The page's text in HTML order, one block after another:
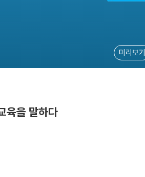
미리보기
육을 말하다